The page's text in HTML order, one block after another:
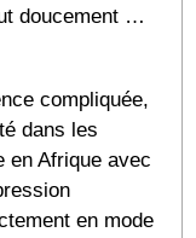
doucement …
compliquée,
dans les
en Afrique avec
en mode